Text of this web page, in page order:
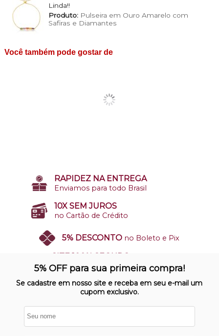
Linda!!
Produto:Pulseira em Ouro Amarelo com
Safiras e Diamantes
Você também pode gostar de
RAPIDEZ NA ENTREGA
Enviamos para todo Brasil
10X SEM JUROS
no Cartão de Crédito
5% DESCONTO no Boleto e Pix
Nosso site opera em ambiente
protegido
5% OFF para sua primeira compra!
Se cadastre em nosso site e receba em seu e-mail um
cupom exclusivo.